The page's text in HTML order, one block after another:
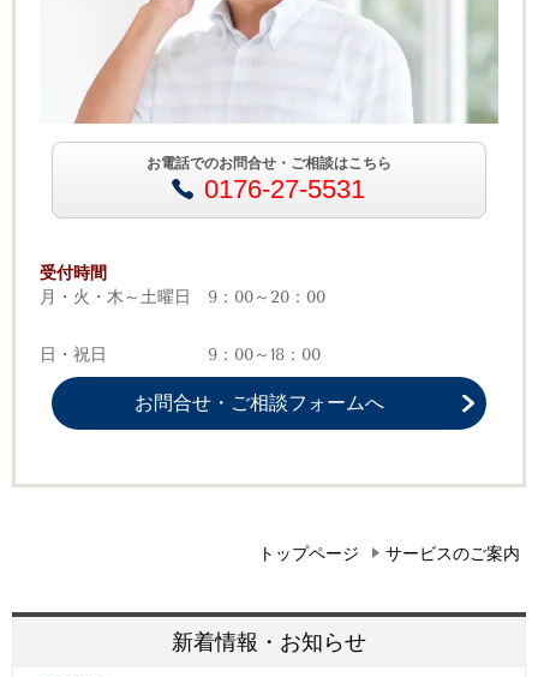
お電話でのお問合せ・ご相談はこちら
0176-27-5531
受付時間
月・火・木～土曜日 9：00～20：00
日・祝日 9：00～18：00
お問合せ・ご相談フォームへ
トップページ サービスのご案内
新着情報・お知らせ